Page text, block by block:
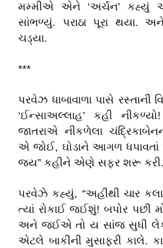
મમ્મીએ એને ‘અર્ચન’
સાંભળ્યું. પરાઠા પૂરા થયા.
ચડ્યા.
***
પરવેઝ ધાબાવાળા પાસે રસ્તાની
‘ઈન્સાઅલ્લાહ’ કહી
જાતરાએ નીકળેલા
એ જોઈ, ઘોડાને આગળ ધપાવતાં
જય” કહીને એણે સફર શરૂ કરી.
પરવેઝે કહ્યું, “અહીંથી ચાર
ત્યાં રોકાઈ જઈશું! બપોર પછી
અને જઈએ તો ય સાંજ સુધી
એટલે બાકીની મુસાફરી કાલે.